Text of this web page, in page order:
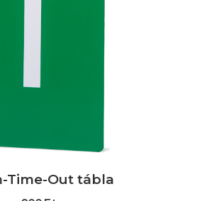
Time-Out tábla